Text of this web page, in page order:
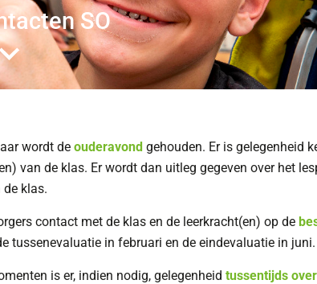
SO
wordt de ouderavond gehouden. Er is gelegenheid
van de klas. Er wordt dan uitleg gegeven over het
klas.
contact met de klas en de leerkracht(en) op de
tussenevaluatie in februari en de eindevaluatie in juni.
is er, indien nodig, gelegenheid tussentijds